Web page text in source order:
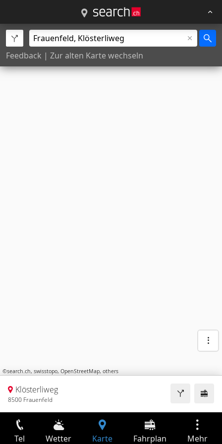
Feedback | Zur alten Karte wechseln
©search.ch, swisstopo, OpenStreetMap, others
Klösterliweg
8500 Frauenfeld
Tel Wetter Karte Fahrplan Mehr